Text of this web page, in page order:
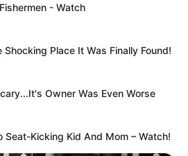
- Watch
Place It Was Finally Found!
Owner Was Even Worse
Seat-Kicking Kid And Mom – Watch!